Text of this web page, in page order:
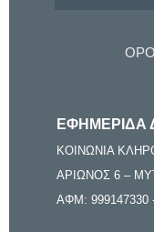
ΕΦΗΜΕΡΙΔΑ
ΚΟΙΝΩΝΙΑ
ΑΡΙΩΝΟΣ 6 –
ΑΦΜ: